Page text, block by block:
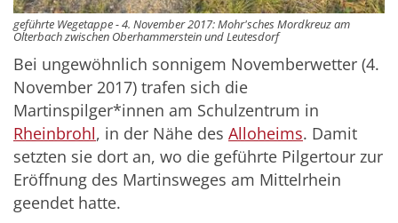
geführte Wegetappe - 4. November 2017: Mohr'sches Mordkreuz am
Olterbach zwischen Oberhammerstein und Leutesdorf
Bei ungewöhnlich sonnigem Novemberwetter (4.
November 2017) trafen sich die
Martinspilger*innen am Schulzentrum in
Rheinbrohl, in der Nähe des Alloheims. Damit
setzten sie dort an, wo die geführte Pilgertour zur
Eröffnung des Martinsweges am Mittelrhein
geendet hatte.